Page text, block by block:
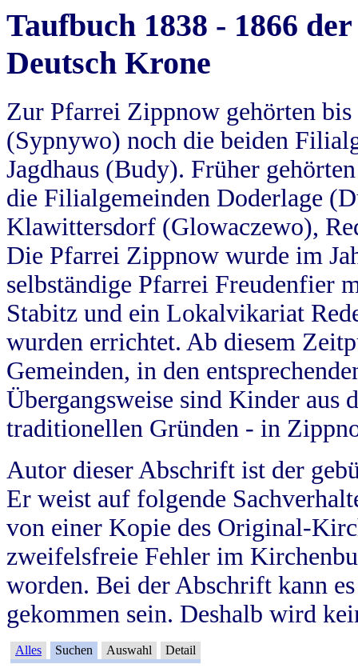
Taufbuch 1838 - 1866
Deutsch Krone
Zur Pfarrei Zippnow gehörten
(Sypnywo) noch die beiden
Jagdhaus (Budy). Früher
die Filialgemeinden Doderlage
Klawittersdorf (Glowaczewo),
Die Pfarrei Zippnow wurde im
selbständige Pfarrei Freudenfier
Stabitz und ein Lokalvikariat
wurden errichtet. Ab diesem
Gemeinden, in den
Übergangsweise sind Kinder aus
traditionellen Gründen - in
Autor dieser Abschrift ist der
Er weist auf folgende
von einer Kopie des Original-
zweifelsfreie Fehler im
worden. Bei der Abschrift kann
gekommen sein. Deshalb wird
Alles Suchen Auswahl Detail